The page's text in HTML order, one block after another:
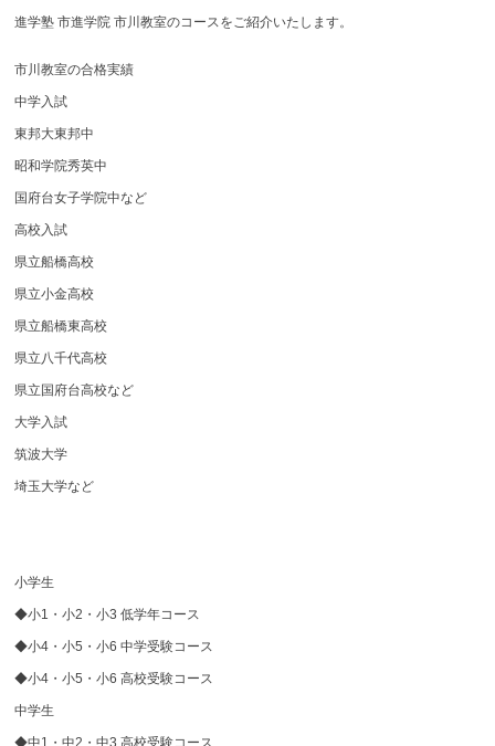
進学塾 市進学院 市川教室のコースをご紹介いたします。
市川教室の合格実績
中学入試
東邦大東邦中
昭和学院秀英中
国府台女子学院中など
高校入試
県立船橋高校
県立小金高校
県立船橋東高校
県立八千代高校
県立国府台高校など
大学入試
筑波大学
埼玉大学など
小学生
◆小1・小2・小3 低学年コース
◆小4・小5・小6 中学受験コース
◆小4・小5・小6 高校受験コース
中学生
◆中1・中2・中3 高校受験コース